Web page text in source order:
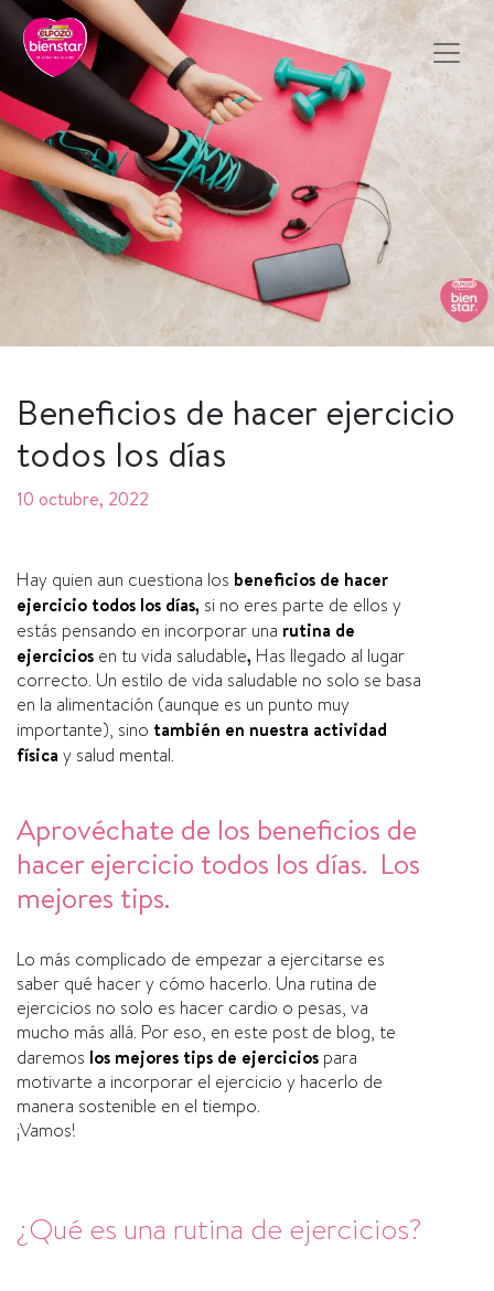
Beneficios de hacer ejercicio
todos los días
10 octubre, 2022
Hay quien aun cuestiona los beneficios de hacer
ejercicio todos los días, si no eres parte de ellos y
estás pensando en incorporar una rutina de
ejercicios en tu vida saludable, Has llegado al lugar
correcto. Un estilo de vida saludable no solo se basa
en la alimentación (aunque es un punto muy
importante), sino también en nuestra actividad
física y salud mental.
Aprovéchate de los beneficios de
hacer ejercicio todos los días. Los
mejores tips.
Lo más complicado de empezar a ejercitarse es
saber qué hacer y cómo hacerlo. Una rutina de
ejercicios no solo es hacer cardio o pesas, va
mucho más allá. Por eso, en este post de blog, te
daremos los mejores tips de ejercicios para
motivarte a incorporar el ejercicio y hacerlo de
manera sostenible en el tiempo.
¡Vamos!
¿Qué es una rutina de ejercicios?